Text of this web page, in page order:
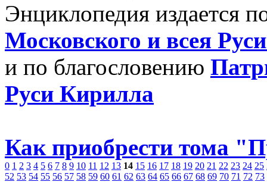
Энциклопедия издается
Московского и всея
и по благословению
Руси Кирилла
Как приобрести тома
0 1 2 3 4 5 6 7 8 9 10 11 12 13 14 15 16 17 18 19 20 21 22 23 24 25
52 53 54 55 56 57 58 59 60 61 62 63 64 65 66 67 68 69 70 71 72 73